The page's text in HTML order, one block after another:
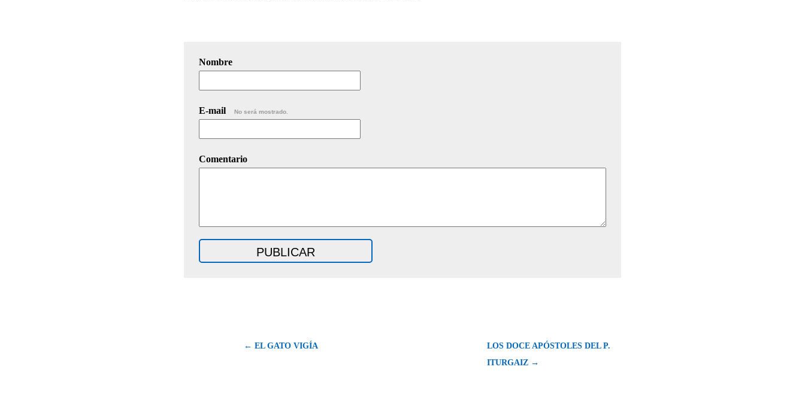
Nombre
E-mail No será mostrado.
Comentario
← EL GATO VIGÍA
LOS DOCE APÓSTOLES DEL P.
ITURGAIZ →